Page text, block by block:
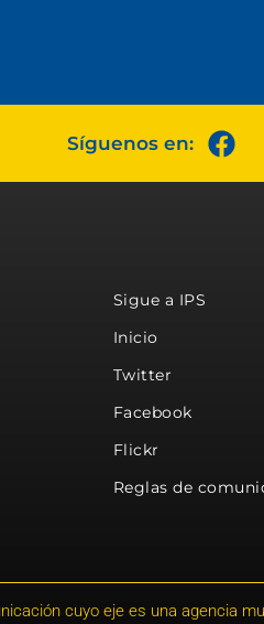
Síguenos en:
Sigue a IPS
Inicio
Twitter
Facebook
Flickr
Reglas de
cuyo eje es una agencia